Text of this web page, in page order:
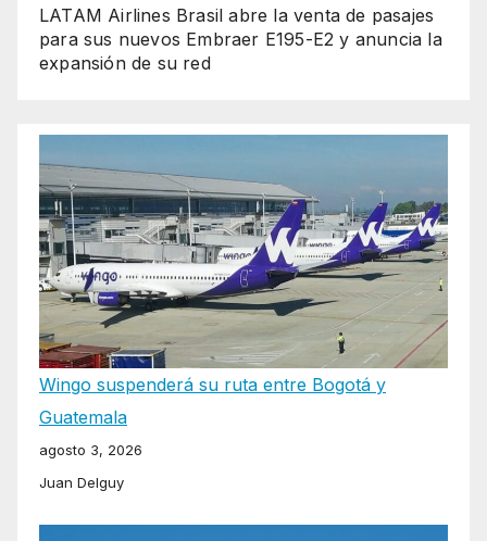
LATAM Airlines Brasil abre la venta de pasajes
para sus nuevos Embraer E195-E2 y anuncia la
expansión de su red
Wingo suspenderá su ruta entre Bogotá y
Guatemala
agosto 3, 2026
Juan Delguy